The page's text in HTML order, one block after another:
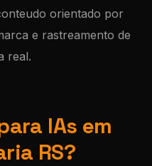
orientado por
e rastreamento de
real.
IAs em
RS?